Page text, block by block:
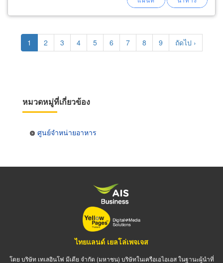
Pagination
Current
page
1 Page
2 Page
3 Page
4 Page
5 Page
6 Page
7 Page
8 Page
9
Next
page
ถัดไป ›
หมวดหมู่ที่เกี่ยวข้อง
ศูนย์จำหน่ายอาหาร
ไทยแลนด์ เยลโล่เพจเจส
โดย บริษัท เทเลอินโฟ มีเดีย จำกัด (มหาชน) บริษัทในเครือเอไอเอส ในฐานะผู้นำที่